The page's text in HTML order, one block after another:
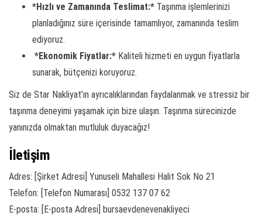
*Hızlı ve Zamanında Teslimat:* Taşınma işlemlerinizi
planladığınız süre içerisinde tamamlıyor, zamanında teslim
ediyoruz.
*Ekonomik Fiyatlar:* Kaliteli hizmeti en uygun fiyatlarla
sunarak, bütçenizi koruyoruz.
Siz de Star Nakliyat’ın ayrıcalıklarından faydalanmak ve stressiz bir
taşınma deneyimi yaşamak için bize ulaşın. Taşınma sürecinizde
yanınızda olmaktan mutluluk duyacağız!
İletişim
Adres: [Şirket Adresi] Yunuseli Mahallesi Halit Sok No 21
Telefon: [Telefon Numarası] 0532 137 07 62
E-posta: [E-posta Adresi] bursaevdenevenakliyeci